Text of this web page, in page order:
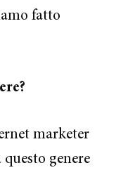
fatto
marketer
genere